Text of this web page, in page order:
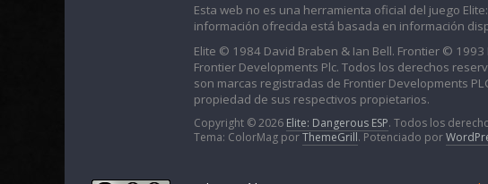
Esta web no es una herramienta oficial del juego
información ofrecida está basada en información
Elite © 1984 David Braben & Ian Bell. Frontier ©
Frontier Developments Plc. Todos los derechos
son marcas registradas de Frontier Developments
propiedad de sus respectivos propietarios.
Copyright © 2026 Elite: Dangerous ESP. Todos los
Tema: ColorMag porThemeGrill. Potenciado por